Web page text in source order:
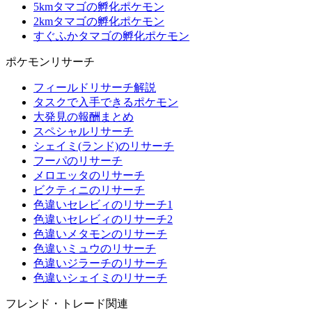
5kmタマゴの孵化ポケモン
2kmタマゴの孵化ポケモン
すぐふかタマゴの孵化ポケモン
ポケモンリサーチ
フィールドリサーチ解説
タスクで入手できるポケモン
大発見の報酬まとめ
スペシャルリサーチ
シェイミ(ランド)のリサーチ
フーパのリサーチ
メロエッタのリサーチ
ビクティニのリサーチ
色違いセレビィのリサーチ1
色違いセレビィのリサーチ2
色違いメタモンのリサーチ
色違いミュウのリサーチ
色違いジラーチのリサーチ
色違いシェイミのリサーチ
フレンド・トレード関連